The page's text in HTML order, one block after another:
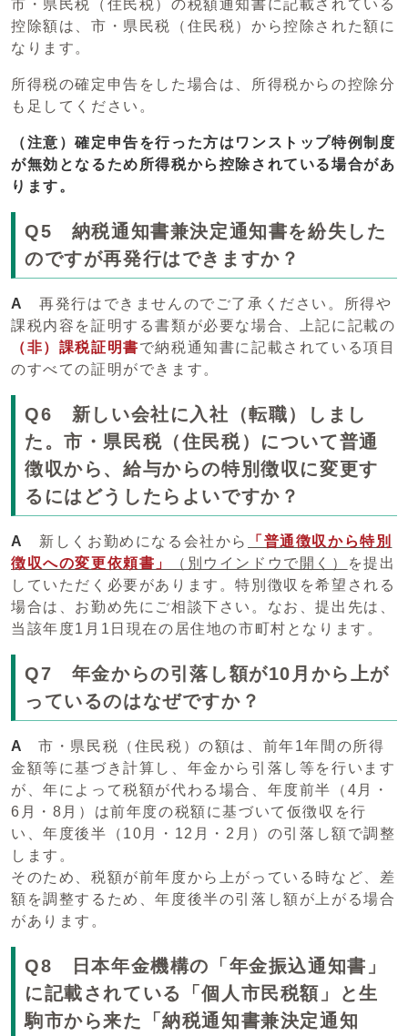
市・県民税（住民税）の税額通知書に記載されている
控除額は、市・県民税（住民税）から控除された額に
なります。
所得税の確定申告をした場合は、所得税からの控除分
も足してください。
（注意）確定申告を行った方はワンストップ特例制度
が無効となるため所得税から控除されている場合があ
ります。
Q5 納税通知書兼決定通知書を紛失した
のですが再発行はできますか？
A
再発行はできませんのでご了承ください。所得や
課税内容を証明する書類が必要な場合、上記に記載の
（非）課税証明書で納税通知書に記載されている項目
のすべての証明ができます。
Q6 新しい会社に入社（転職）しまし
た。市・県民税（住民税）について普通
徴収から、給与からの特別徴収に変更す
るにはどうしたらよいですか？
A 新しくお勤めになる会社から
「普通徴収から特別
徴収への変更依頼書」
（別ウインドウで開く）
を提出
していただく必要があります。特別徴収を希望される
場合は、お勤め先にご相談下さい。なお、提出先は、
当該年度1月1日現在の居住地の市町村となります。
Q7 年金からの引落し額が10月から上が
っているのはなぜですか？
A市・県民税（住民税）の額は、前年1年間の所得
金額等に基づき計算し、年金から引落し等を行います
が、年によって税額が代わる場合、年度前半（4月・
6月・8月）は前年度の税額に基づいて仮徴収を行
い、年度後半（10月・12月・2月）の引落し額で調整
します。
そのため、税額が前年度から上がっている時など、差
額を調整するため、年度後半の引落し額が上がる場合
があります。
Q8 日本年金機構の「年金振込通知書」
に記載されている「個人市民税額」と生
駒市から来た「納税通知書兼決定通知